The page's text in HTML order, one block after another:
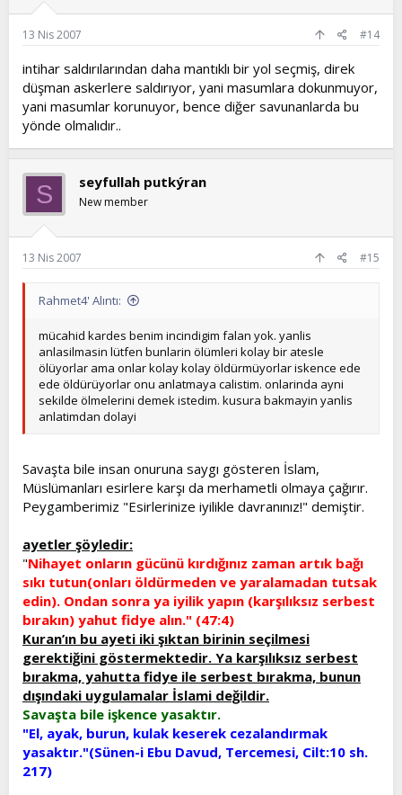
13 Nis 2007 #14
intihar saldırılarından daha mantıklı bir yol seçmiş, direk
düşman askerlere saldırıyor, yani masumlara dokunmuyor,
yani masumlar korunuyor, bence diğer savunanlarda bu
yönde olmalıdır..
S seyfullah putkýran
New member
13 Nis 2007 #15
Rahmet4' Alıntı:
mücahid kardes benim incindigim falan yok. yanlis
anlasilmasin lütfen bunlarin ölümleri kolay bir atesle
ölüyorlar ama onlar kolay kolay öldürmüyorlar iskence ede
ede öldürüyorlar onu anlatmaya calistim. onlarinda ayni
sekilde ölmelerini demek istedim. kusura bakmayin yanlis
anlatimdan dolayi
Savaşta bile insan onuruna saygı gösteren İslam,
Müslümanları esirlere karşı da merhametli olmaya çağırır.
Peygamberimiz "Esirlerinize iyilikle davranınız!" demiştir.
ayetler şöyledir:
"Nihayet onların gücünü kırdığınız zaman artık bağı
sıkı tutun(onları öldürmeden ve yaralamadan tutsak
edin). Ondan sonra ya iyilik yapın (karşılıksız serbest
bırakın) yahut fidye alın." (47:4)
Kuran’ın bu ayeti iki şıktan birinin seçilmesi
gerektiğini göstermektedir. Ya karşılıksız serbest
bırakma, yahutta fidye ile serbest bırakma, bunun
dışındaki uygulamalar İslami değildir.
Savaşta bile işkence yasaktır.
"El, ayak, burun, kulak keserek cezalandırmak
yasaktır."(Sünen-i Ebu Davud, Tercemesi, Cilt:10 sh.
217)